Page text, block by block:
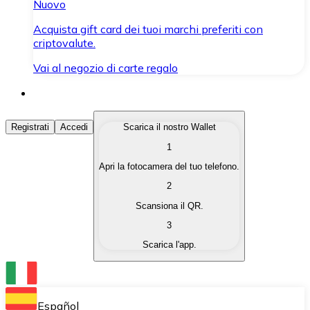
Nuovo
Acquista gift card dei tuoi marchi preferiti con
criptovalute.
Vai al negozio di carte regalo
Acquista Criptovalute
Acquista le criptovalute che ti interessano in modo
Converti le tue criptovalute in valuta fiat quando ne
Scambia una criptovaluta con un'altra
Conserva le tue cripto in un Wallet self-custodial.
Registrati Accedi
Scarica il nostro Wallet
1
Apri la fotocamera del tuo telefono.
2
Scansiona il QR.
3
Scarica l'app.
Español